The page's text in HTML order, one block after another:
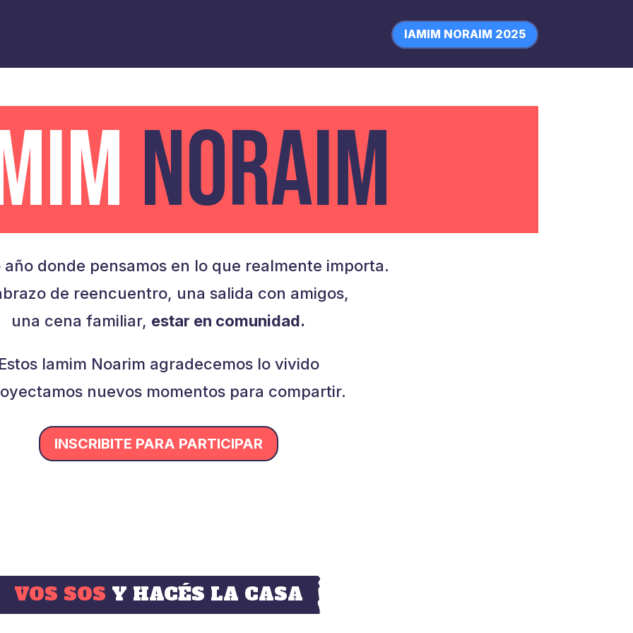
IAMIM NORAIM 2025
NORAIM
donde pensamos en lo que realmente importa.
de reencuentro, una salida con amigos,
una cena familiar, estar en comunidad.
Iamim Noarim agradecemos lo vivido
nuevos momentos para compartir.
INSCRIBITE PARA PARTICIPAR
VOS SOS Y HACÉS LA CASA